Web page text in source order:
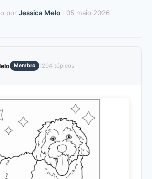
por Jessica Melo· 05 maio 2026
Membro 1294 tópicos